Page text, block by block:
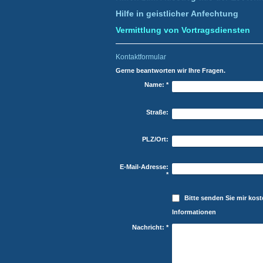
Hilfe in geistlicher Anfechtung
Vermittlung von Vortragsdiensten
Kontaktformular
Gerne beantworten wir Ihre Fragen.
Name: *
Straße:
PLZ/Ort:
E-Mail-Adresse:
*
Bitte senden Sie mir
Informationen
Nachricht: *